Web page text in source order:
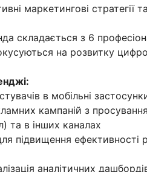
маркетингові
складається з 6
на розвитку
в мобільні
кампаній з
та в інших каналах
підвищення ефективності
аналітичних